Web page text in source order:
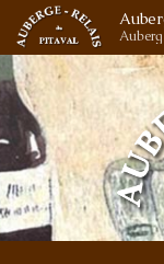
Aller
au
contenu
principal